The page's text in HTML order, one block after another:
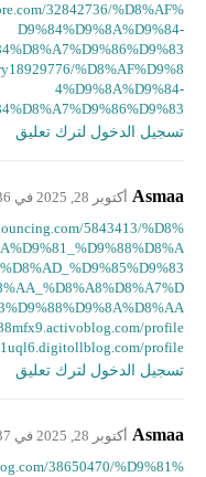
32842736/%D8%AF%
D9%84%D9%8A%D9%84-
%D8%AF%D9%8
4%D9%8A%D9%84-
تسجيل الدخول لترك تعليق
Asmaa أكتوبر 28, 2025 في 5:36 مساءً
5843413/%D8%
profile
profile
تسجيل الدخول لترك تعليق
Asmaa أكتوبر 28, 2025 في 5:37 مساءً
38650470/%D9%81%